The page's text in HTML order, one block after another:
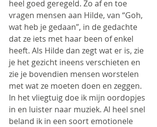
heel goed geregeld. Zo af en toe
vragen mensen aan Hilde, van “Goh,
wat heb je gedaan”, in de gedachte
dat ze iets met haar been of enkel
heeft. Als Hilde dan zegt wat er is, zie
je het gezicht ineens verschieten en
zie je bovendien mensen worstelen
met wat ze moeten doen en zeggen.
In het vliegtuig doe ik mijn oordopjes
in en luister naar muziek. Al heel snel
beland ik in een soort emotionele